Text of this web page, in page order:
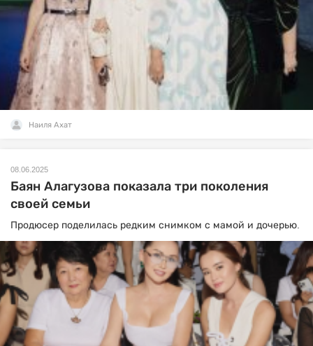
Наиля Ахат
08.06.2025
Баян Алагузова показала три поколения
своей семьи
Продюсер поделилась редким снимком с мамой и дочерью.